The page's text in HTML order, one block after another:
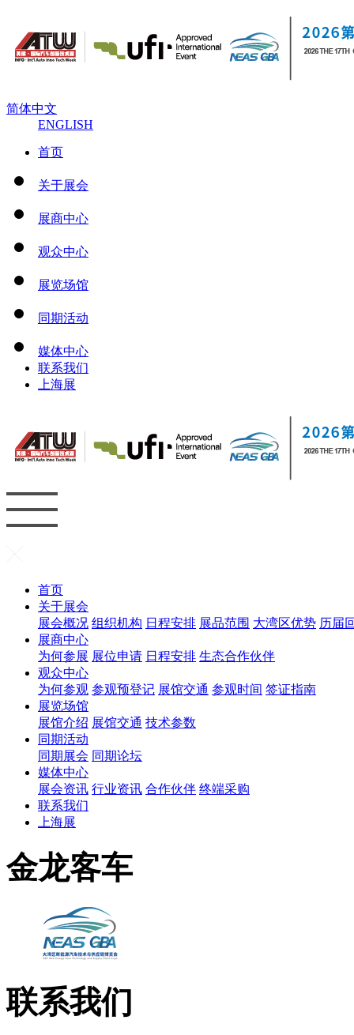
简体中文
ENGLISH
首页
关于展会
展商中心
观众中心
展览场馆
同期活动
媒体中心
联系我们
上海展
首页
关于展会
展会概况 组织机构 日程安排 展品范围 大湾区优势 历届
展商中心
为何参展 展位申请 日程安排 生态合作伙伴
观众中心
为何参观 参观预登记 展馆交通 参观时间 签证指南
展览场馆
展馆介绍 展馆交通 技术参数
同期活动
同期展会 同期论坛
媒体中心
展会资讯 行业资讯 合作伙伴 终端采购
联系我们
上海展
金龙客车
联系我们